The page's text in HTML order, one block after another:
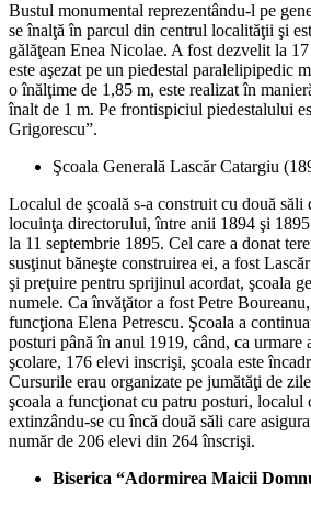
Bustul monumental reprezentându-l pe
se înalţă în parcul din centrul localităţii şi
gălăţean Enea Nicolae. A fost dezvelit la
este aşezat pe un piedestal paralelipipedic
o înălţime de 1,85 m, este realizat în
înalt de 1 m. Pe frontispiciul piedestalului
Grigorescu”.
Şcoala Generală Lascăr Catargiu
Localul de şcoală s-a construit cu două săli
locuinţa directorului, între anii 1894 şi
la 11 septembrie 1895. Cel care a donat
susţinut băneşte construirea ei, a fost
şi preţuire pentru sprijinul acordat, şcoala
numele. Ca învăţător a fost Petre
funcţiona Elena Petrescu. Şcoala a
posturi până în anul 1919, când, ca urmare
şcolare, 176 elevi inscrişi, şcoala este
Cursurile erau organizate pe jumătăţi de
şcoala a funcţionat cu patru posturi, localul
extinzându-se cu încă două săli care
număr de 206 elevi din 264 înscrişi.
Biserica “Adormirea Maicii